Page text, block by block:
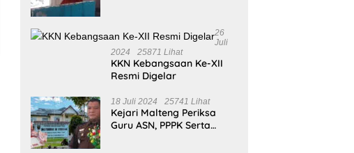
26
Juli
2024
25871 Lihat
KKN Kebangsaan Ke-XII
Resmi Digelar
18 Juli 2024 25741 Lihat
Kejari Malteng Periksa
Guru ASN, PPPK Serta